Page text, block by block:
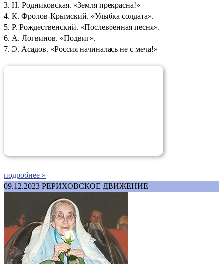
3. Н. Родниковская. «Земля прекрасна!»
4. К. Фролов-Крымский. «Улыбка солдата».
5. Р. Рождественский. «Послевоенная песня».
6. А. Логвинов. «Подвиг».
7. Э. Асадов. «Россия начиналась не с меча!»
подробнее »
09.12.2023 РЕРИХОВСКОЕ ДВИЖЕНИЕ